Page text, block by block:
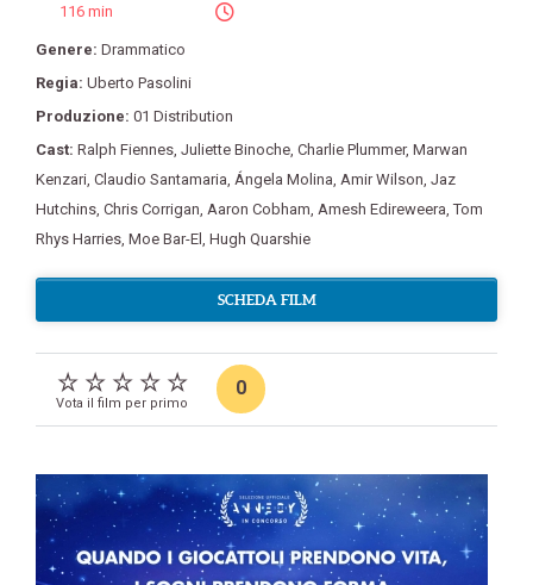
116 min
Genere: Drammatico
Regia: Uberto Pasolini
Produzione: 01 Distribution
Cast: Ralph Fiennes Juliette Binoche Charlie Plummer, Marwan
Kenzari Claudio Santamaria Ángela Molina Amir Wilson Jaz
Hutchins Chris Corrigan Aaron Cobham Amesh Edireweera ,Tom
Rhys Harries Moe Bar-El Hugh Quarshie
SCHEDA FILM
Vota il film per primo
0